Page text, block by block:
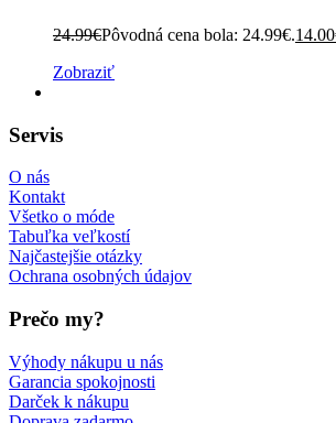
24.99€Pôvodná cena bola: 24.99€.14.00
Zobraziť
Servis
O nás
Kontakt
Všetko o móde
Tabuľka veľkostí
Najčastejšie otázky
Ochrana osobných údajov
Prečo my?
Výhody nákupu u nás
Garancia spokojnosti
Darček k nákupu